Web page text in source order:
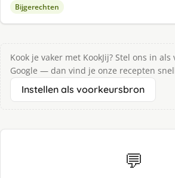
Bijgerechten
Kook je vaker met KookJij? Stel ons in
Google — dan vind je onze recepten
Instellen als voorkeursbron
💬